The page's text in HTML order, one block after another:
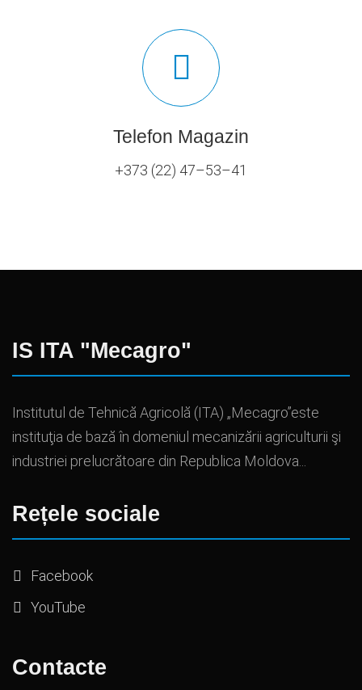
Telefon Magazin
+373 (22) 47–53–41
IS ITA "Mecagro"
Institutul de Tehnică Agricolă (ITA) „Mecagro”este
instituţia de bază în domeniul mecanizării agriculturii şi
industriei prelucrătoare din Republica Moldova...
Rețele sociale
Facebook
YouTube
Contacte